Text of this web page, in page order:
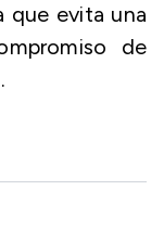
que evita una
de